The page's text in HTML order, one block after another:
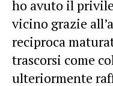
ho avuto il
vicino grazie
reciproca
trascorsi come
ulteriormente